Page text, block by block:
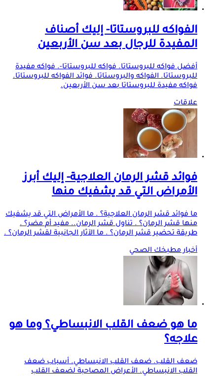
الفواكه للبروستاتا- إليك أصناف
المفيدة للرجال بعد سن الأربعين
أفضل فواكه للبروستاتا. فواكه للبروستاتا-. فواكه مفيدة
للبروستاتا. الفواكه والبروستاتا. فوائد الفواكه للبروستاتا.
فواكه مفيدة للبروستاتا بعد سن الأربعين.
علاقات
فوائد قشر الرمان العلاجية- إليك أبرز
الأمراض التي قد يشفيك منها
ما فوائد قشر الرمان العلاجية؟ . ما الأمراض التي قد يشفيك
منها قشر الرمان؟ . تناول قشر الرمان.. مفيد أم مضر؟ .
طريقة تحضير قشر الرمان؟ . ما الآثار الجانبية لقشر الرمان؟ .
أخبار مطبخك الصحي
ما هو ضعف القلب الانبساطي؟ وما هو
علاجه؟
ضعف القلب. ضعف القلب الانبساطي. أسباب ضعف
القلب الانبساطي. الأعراض المصاحبة لضعف القلب